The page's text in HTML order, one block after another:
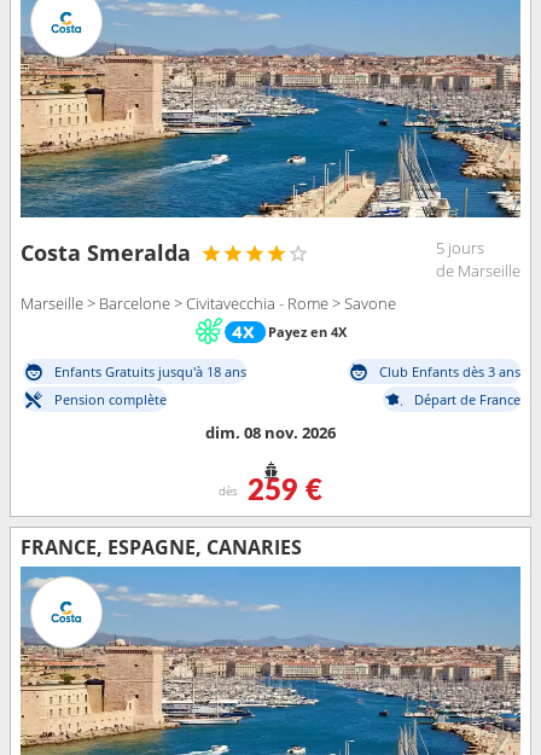
Costa Smeralda
5 jours
de Marseille
Marseille > Barcelone > Civitavecchia - Rome > Savone
Payez en 4X
Enfants Gratuits jusqu'à 18 ans
Club Enfants dès 3 ans
Pension complète
Départ de France
dim. 08 nov. 2026
dès 259 €
FRANCE, ESPAGNE, CANARIES